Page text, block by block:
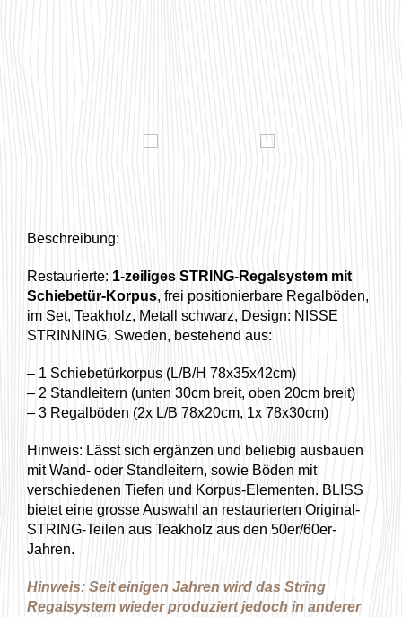
Beschreibung:
Restaurierte: 1-zeiliges STRING-Regalsystem mit
Schiebetür-Korpus, frei positionierbare Regalböden,
im Set, Teakholz, Metall schwarz, Design: NISSE
STRINNING, Sweden, bestehend aus:
– 1 Schiebetürkorpus (L/B/H 78x35x42cm)
– 2 Standleitern (unten 30cm breit, oben 20cm breit)
– 3 Regalböden (2x L/B 78x20cm, 1x 78x30cm)
Hinweis: Lässt sich ergänzen und beliebig ausbauen
mit Wand- oder Standleitern, sowie Böden mit
verschiedenen Tiefen und Korpus-Elementen. BLISS
bietet eine grosse Auswahl an restaurierten Original-
STRING-Teilen aus Teakholz aus den 50er/60er-
Jahren.
Hinweis: Seit einigen Jahren wird das String
Regalsystem wieder produziert jedoch in anderer